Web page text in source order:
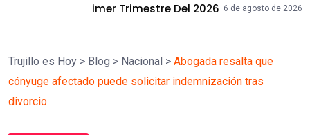
Del 2026 6 de agosto de 2026 Mallplaza
Trujillo es Hoy > Blog > Nacional > Abogada resalta que
cónyuge afectado puede solicitar indemnización tras
divorcio